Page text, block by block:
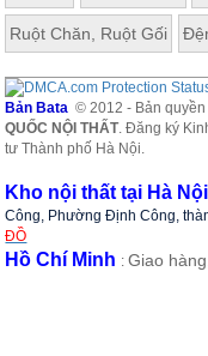
Ruột Chăn, Ruột Gối
Bản Bata © 2012 - Bản
QUỐC NỘI THẤT. Đăng ký
tư Thành phố Hà Nội.
Kho nội thất tại Hà Nội
Công, Phường Định Công,
ĐỒ
Hồ Chí Minh :Giao